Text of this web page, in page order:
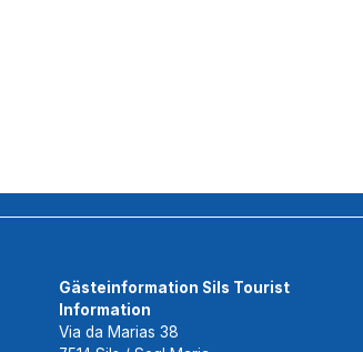
Gästeinformation Sils Tourist
Information
Via da Marias 38